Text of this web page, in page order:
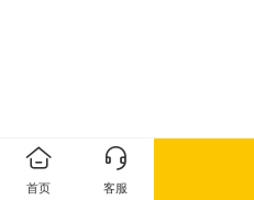
首页 客服